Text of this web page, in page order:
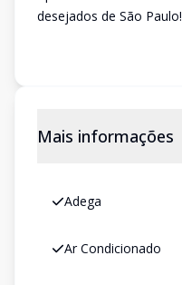
desejados de São Paulo!
Mais informações
Adega
Ar Condicionado